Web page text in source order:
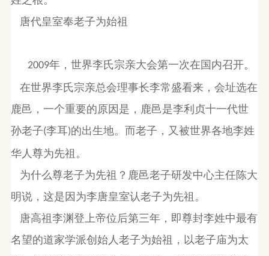
唐代皇室奉老子为始祖
2009年，世界李氏宗亲大会第一次在国内召开。
在世界李氏宗亲总会理事长李常盛看来，会址选在
鹿邑，一个重要的原因是，鹿邑是李利贞十一代世
孙老子(李耳)的出生地。而老子，又被世界各地李姓
华人尊为先祖。
为什么尊老子为先祖？鹿邑老子研发中心主任陈大
明说，这是因为李唐皇室认老子为先祖。
唐高祖李渊登上帝位后第三年，即尊封李姓中最有
名望的道家学派创始人老子为始祖，以老子庙为太